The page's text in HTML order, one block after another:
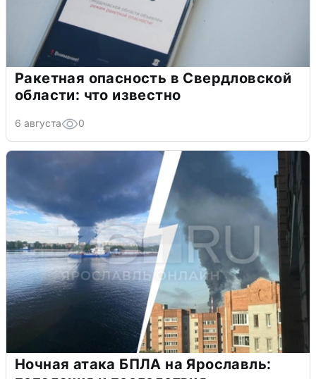
Ракетная опасность в Свердловской
области: что известно
6 августа 0
Ночная атака БПЛА на Ярославль: